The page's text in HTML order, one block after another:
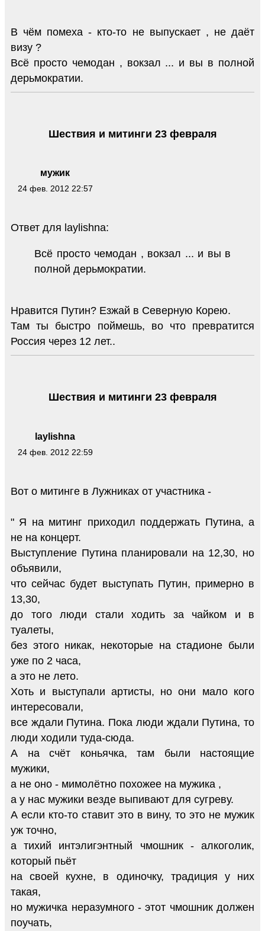
В чём помеха - кто-то не выпускает , не даёт
визу ?
Всё просто чемодан , вокзал ... и вы в полной
дерьмократии.
мужик
24 фев. 2012 22:57
Шествия и митинги 23 февраля
Ответ для laylishna:
Всё просто чемодан , вокзал ... и вы в
полной дерьмократии.
Нравится Путин? Езжай в Северную Корею.
Там ты быстро поймешь, во что превратится
Россия через 12 лет..
laylishna
24 фев. 2012 22:59
Шествия и митинги 23 февраля
Вот о митинге в Лужниках от участника -
" Я на митинг приходил поддержать Путина, а
не на концерт.
Выступление Путина планировали на 12,30, но
объявили,
что сейчас будет выступать Путин, примерно в
13,30,
до того люди стали ходить за чайком и в
туалеты,
без этого никак, некоторые на стадионе были
уже по 2 часа,
а это не лето.
Хоть и выступали артисты, но они мало кого
интересовали,
все ждали Путина. Пока люди ждали Путина, то
люди ходили туда-сюда.
А на счёт коньячка, там были настоящие
мужики,
а не оно - мимолётно похожее на мужика ,
а у нас мужики везде выпивают для сугреву.
А если кто-то ставит это в вину, то это не мужик
уж точно,
а тихий интэлигэнтный чмошник - алкоголик,
который пьёт
на своей кухне, в одиночку, традиция у них
такая,
но мужичка неразумного - этот чмошник должен
поучать,